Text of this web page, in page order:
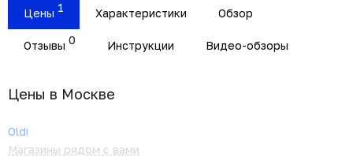
Цены 1 Характеристики Обзор
Отзывы 0 Инструкции Видео-обзоры
Цены в Москвe
Oldi
Магазины рядом с вами